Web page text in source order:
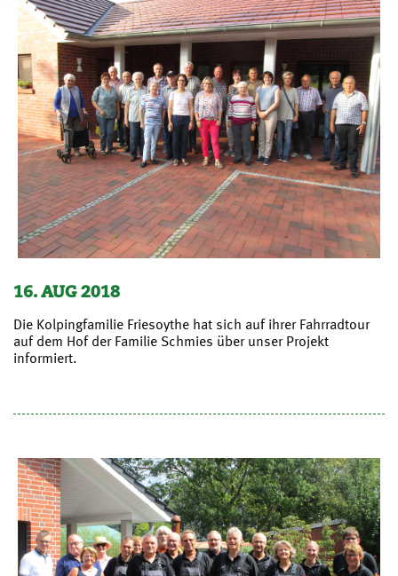
16. AUG 2018
Die Kolpingfamilie Friesoythe hat sich auf ihrer Fahrradtour
auf dem Hof der Familie Schmies über unser Projekt
informiert.